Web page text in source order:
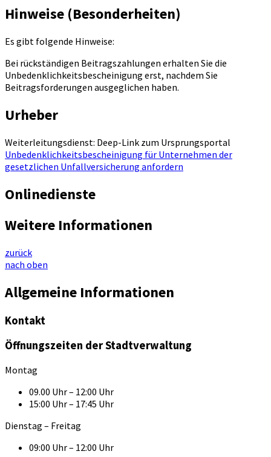
Hinweise (Besonderheiten)
Es gibt folgende Hinweise:
Bei rückständigen Beitragszahlungen erhalten Sie die
Unbedenklichkeitsbescheinigung erst, nachdem Sie
Beitragsforderungen ausgeglichen haben.
Urheber
Weiterleitungsdienst: Deep-Link zum Ursprungsportal
Unbedenklichkeitsbescheinigung für Unternehmen der
gesetzlichen Unfallversicherung anfordern
Onlinedienste
Weitere Informationen
zurück
nach oben
Allgemeine Informationen
Kontakt
Öffnungszeiten der Stadtverwaltung
Montag
09.00 Uhr – 12:00 Uhr
15:00 Uhr – 17:45 Uhr
Dienstag – Freitag
09:00 Uhr – 12:00 Uhr